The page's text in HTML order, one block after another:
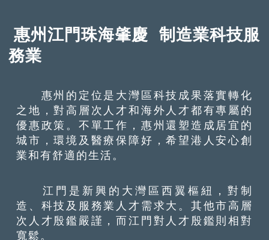
惠州江門珠海肇慶 制造業科技服
務業
惠州的定位是大灣區科技成果落實轉化
之地，對高層次人才和海外人才都有專屬的
優惠政策。不單工作，惠州還塑造成居宜的
城市，環境及醫療保障好，希望港人安心創
業和有舒適的生活。
江門是新興的大灣區西翼樞紐，對制
造、科技及服務業人才需求大。其他市高層
次人才殷鑑嚴謹，而江門對人才殷鑑則相對
寬鬆。